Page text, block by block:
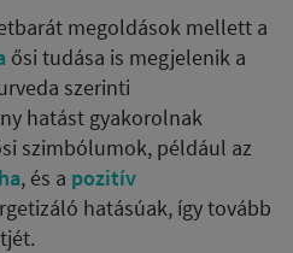
megoldások mellett a
ősi tudása is megjelenik a
szerinti
hatást gyakorolnak
szimbólumok, például az
, és a pozitív
hatásúak, így tovább